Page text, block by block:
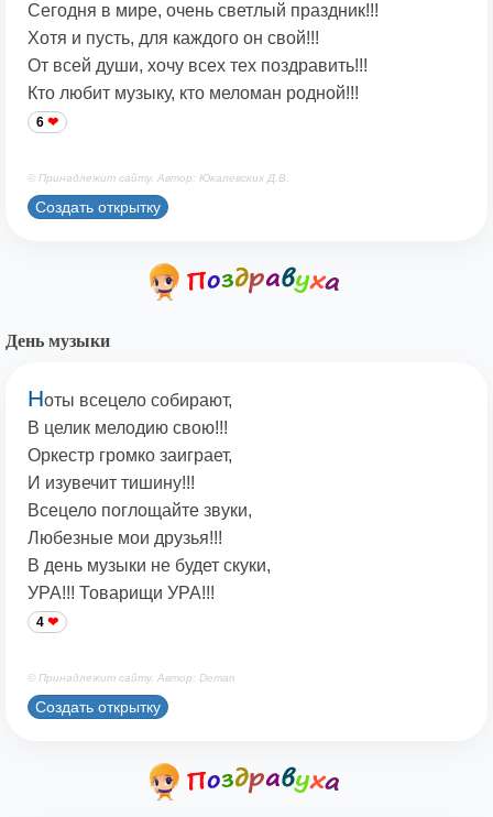
Сегодня в мире, очень светлый праздник!!!
Хотя и пусть, для каждого он свой!!!
От всей души, хочу всех тех поздравить!!!
Кто любит музыку, кто меломан родной!!!
6
© Принадлежит сайту. Автор: Юкалевских Д.В.
Создать открытку
День музыки
Ноты всецело собирают,
В целик мелодию свою!!!
Оркестр громко заиграет,
И изувечит тишину!!!
Всецело поглощайте звуки,
Любезные мои друзья!!!
В день музыки не будет скуки,
УРА!!! Товарищи УРА!!!
4
© Принадлежит сайту. Автор: Deman
Создать открытку